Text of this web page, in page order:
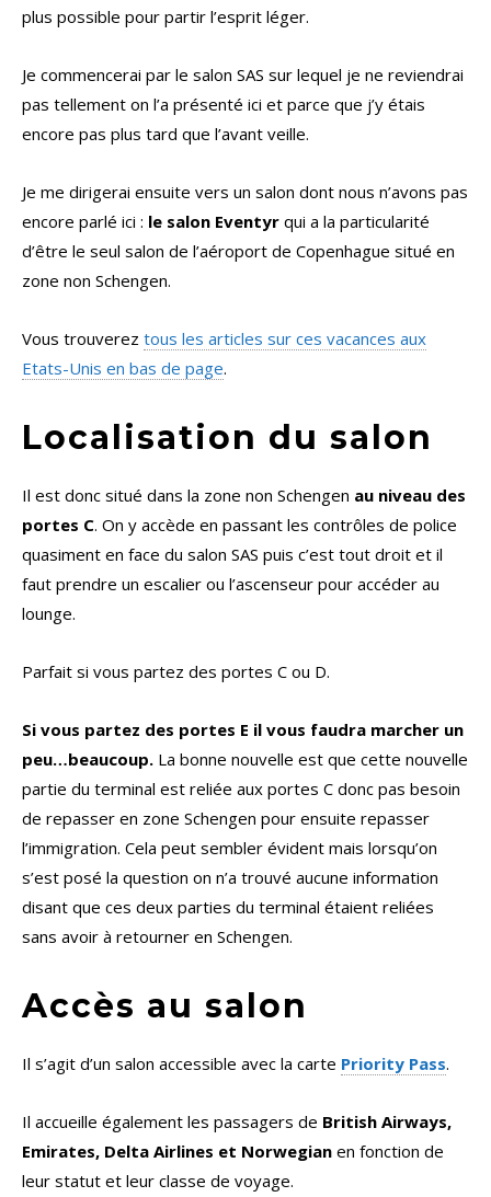
plus possible pour partir l’esprit léger.
Je commencerai par le salon SAS sur lequel je ne reviendrai
pas tellement on l’a présenté ici et parce que j’y étais
encore pas plus tard que l’avant veille.
Je me dirigerai ensuite vers un salon dont nous n’avons pas
encore parlé ici : le salon Eventyr qui a la particularité
d’être le seul salon de l’aéroport de Copenhague situé en
zone non Schengen.
Vous trouverez tous les articles sur ces vacances aux
Etats-Unis en bas de page.
Localisation du salon
Il est donc situé dans la zone non Schengen au niveau des
portes C. On y accède en passant les contrôles de police
quasiment en face du salon SAS puis c’est tout droit et il
faut prendre un escalier ou l’ascenseur pour accéder au
lounge.
Parfait si vous partez des portes C ou D.
Si vous partez des portes E il vous faudra marcher un
peu…beaucoup. La bonne nouvelle est que cette nouvelle
partie du terminal est reliée aux portes C donc pas besoin
de repasser en zone Schengen pour ensuite repasser
l’immigration. Cela peut sembler évident mais lorsqu’on
s’est posé la question on n’a trouvé aucune information
disant que ces deux parties du terminal étaient reliées
sans avoir à retourner en Schengen.
Accès au salon
Il s’agit d’un salon accessible avec la carte Priority Pass.
Il accueille également les passagers de British Airways,
Emirates, Delta Airlines et Norwegian en fonction de
leur statut et leur classe de voyage.